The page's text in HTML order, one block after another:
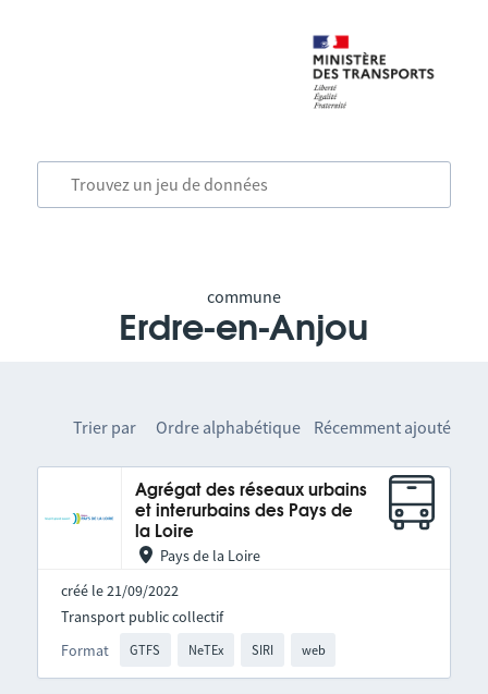
commune
Erdre-en-Anjou
Trier par Ordre alphabétique Récemment ajouté
Agrégat des réseaux urbains
et interurbains des Pays de
la Loire
Pays de la Loire
créé le 21/09/2022
Format GTFS NeTEx SIRI web
Transport public collectif